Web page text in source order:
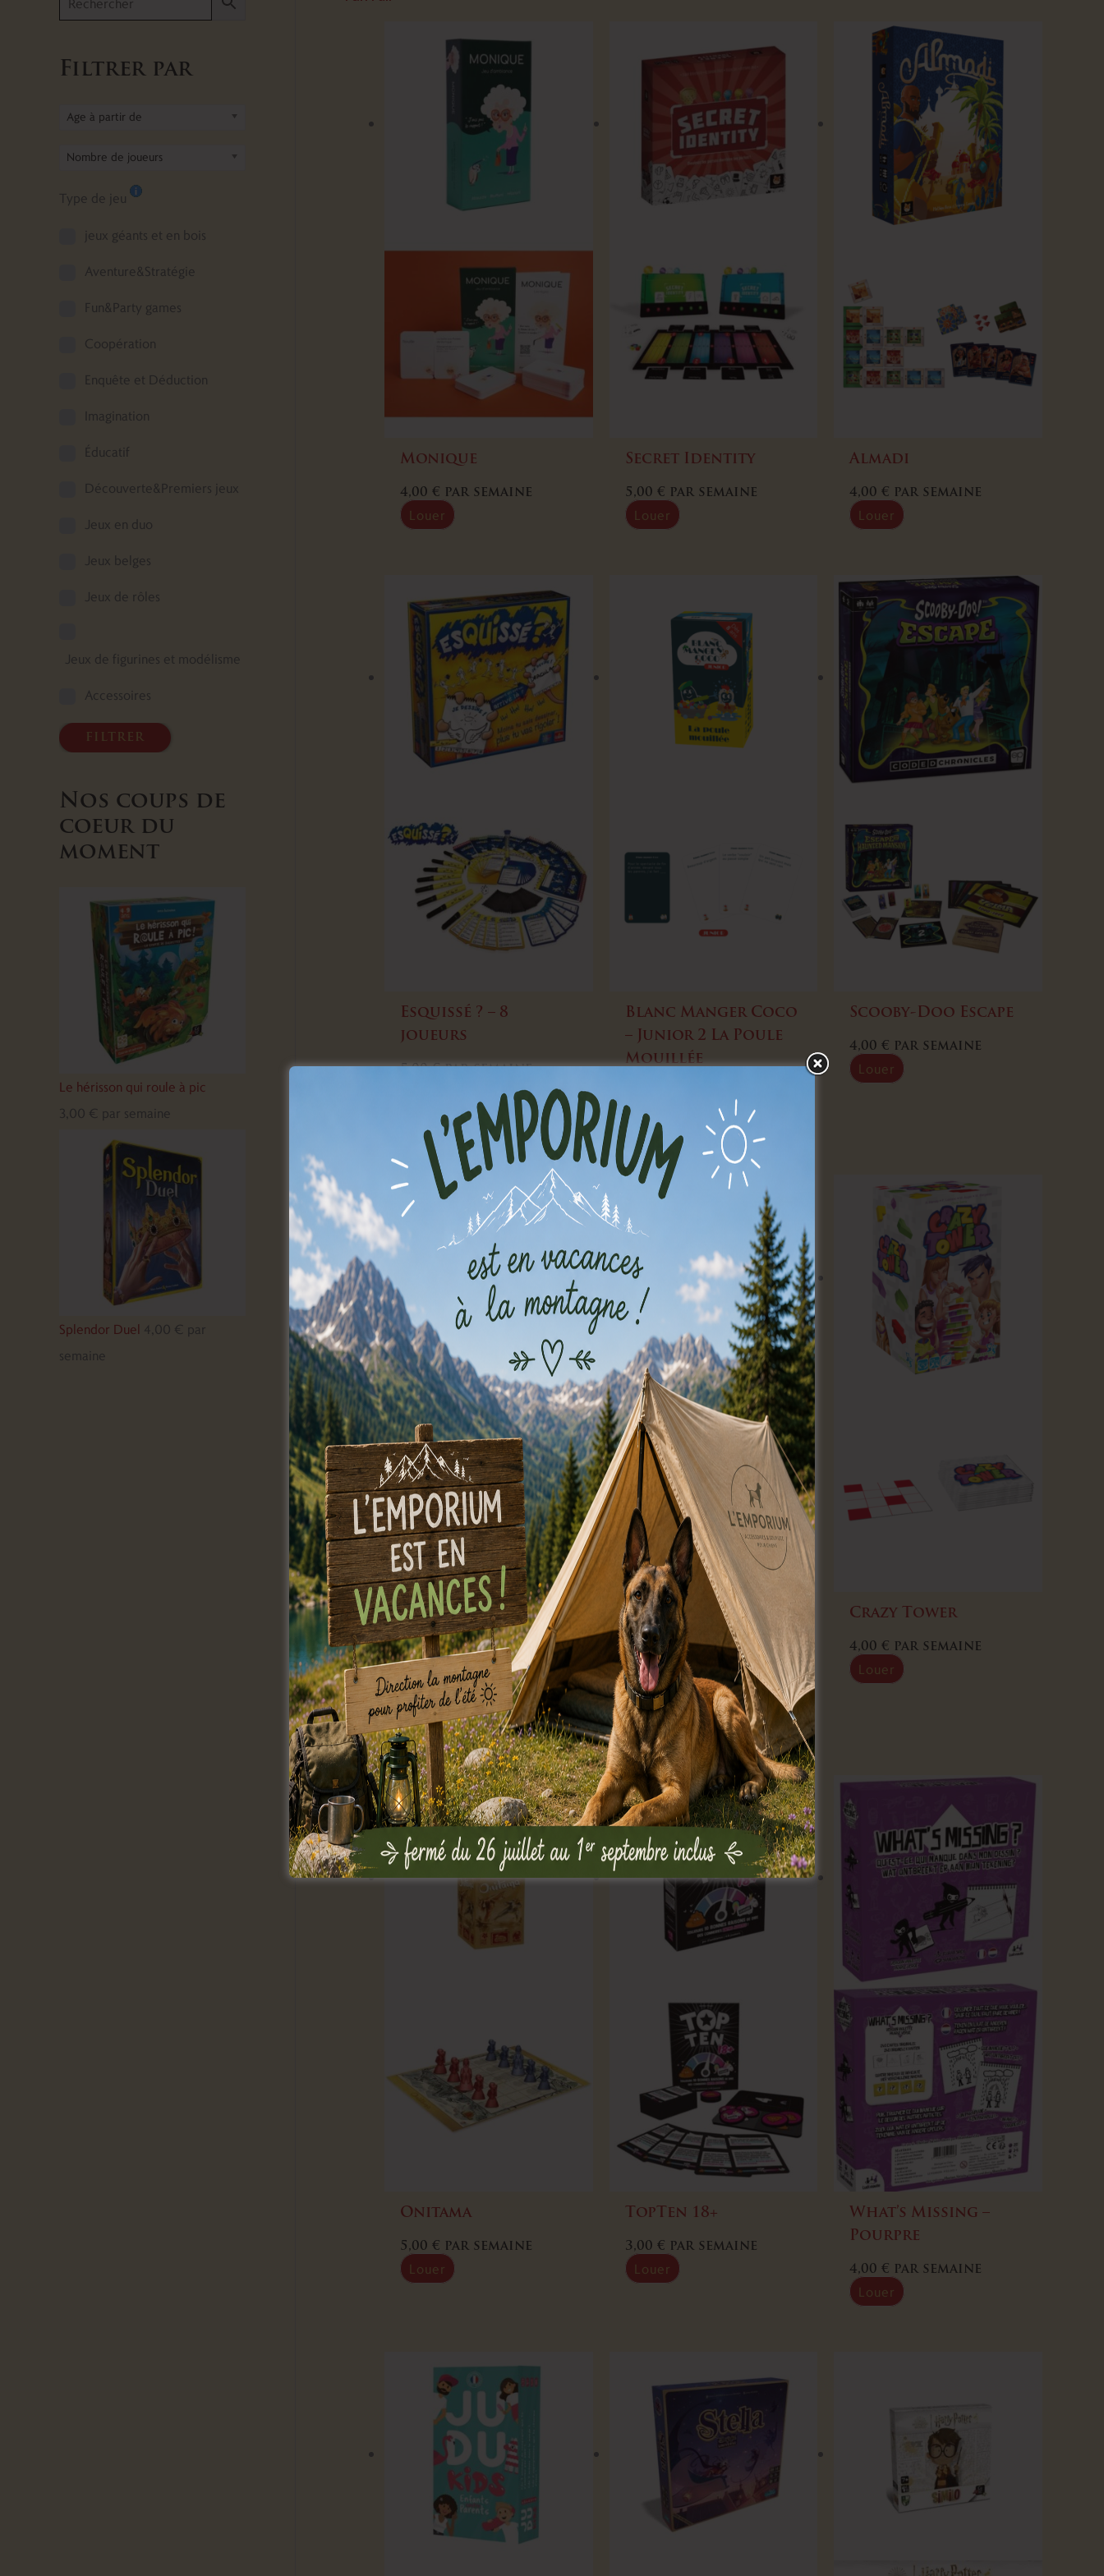
Filtrer par
Age à partir de
Nombre de joueurs
Type de jeu
jeux géants et en bois
Aventure&Stratégie
Fun&Party games
Coopération
Enquête et Déduction
Imagination
Éducatif
Découverte&Premiers jeux
Jeux en duo
Jeux belges
Jeux de rôles
Jeux de figurines et modélisme
Accessoires
filtrer
Nos coups de
coeur du
moment
Le hérisson qui roule à pic
3,00 € par semaine
Splendor Duel 4,00 € par
semaine
Monique
4,00€ par semaine
Louer
Secret Identity
5,00 € par semaine
Louer
Almadi
4,00€ par semaine
Louer
Esquissé ? – 8
joueurs
5,00€par semaine
Blanc Manger Coco
– Junior 2 La Poule
Mouillée
Louer
Scooby-Doo Escape
4,00€ par semaine
Louer
Beat That !
5,00€par semaine
Louer
Star Wars: Le Palais
de Jabba – Un jeu
Love Letter
3,00€par semaine
Louer
Crazy Tower
4,00€ par semaine
Louer
Onitama
5,00€ par semaine
Louer
TopTen 18+
3,00 € par semaine
Louer
What’s Missing –
Pourpre
4,00€ par semaine
Louer